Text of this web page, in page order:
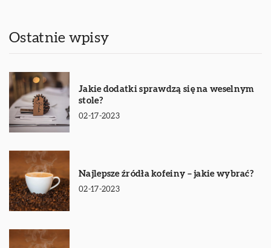
Ostatnie wpisy
Jakie dodatki sprawdzą się na weselnym
stole?
02-17-2023
Najlepsze źródła kofeiny – jakie wybrać?
02-17-2023